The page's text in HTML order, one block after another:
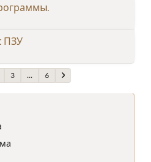
ПЗУ
3 ... 6